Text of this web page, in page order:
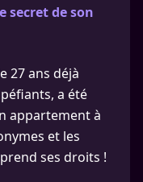
secret de son
27 ans déjà
a été
appartement à
et les
ses droits !